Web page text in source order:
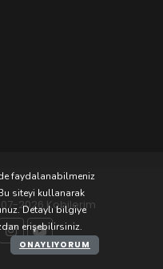
2026 Kobilerim
faydalanabilmeniz
siteyi kullanarak
Detaylı bilgiye
erişebilirsiniz.
ONAYLIYORUM